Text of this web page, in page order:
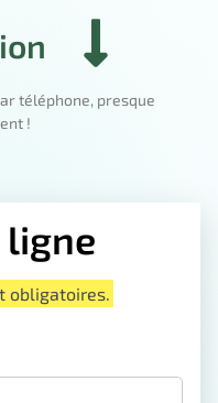
téléphone, presque
!
ligne
obligatoires.